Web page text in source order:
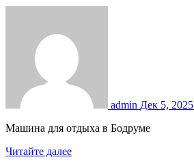
admin Дек 5, 2025
Машина для отдыха в Бодруме
Читайте далее